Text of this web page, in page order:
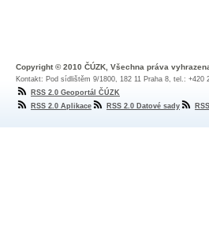
Copyright © 2010 ČÚZK, Všechna práva
Kontakt: Pod sídlištěm 9/1800, 182 11 Praha 8, tel.: +420
RSS 2.0 Geoportál ČÚZK
RSS 2.0 Aplikace
RSS 2.0 Datové sady